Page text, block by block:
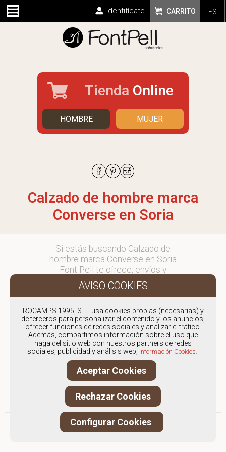
ES
CARRITO
Identifícate
Tienda Online
HOMBRE MUJER
Calzado de hombre marca
Converse en Soria
Si estás buscando Calzado de
hombre marca Converse en Soria
Font Pell te ofrece, envíos y
devoluciones gratuítos a Península y
Baleares, para otros destinos
en comercial@fontpell.com.
Los envíos a Soria gestionados
entre semana se entregarán en
menos de 48 horas; los pedidos
realizados en fin de semana, el
producto se enviará a partir del
lunes.
ROCAMPS 1995, S.L. usa cookies propias (necesarias) y
de terceros para personalizar el contenido y los anuncios,
ofrecer funciones de redes sociales y analizar el tráfico.
Además, compartimos información sobre el uso que
haga del sitio web con nuestros partners de redes
sociales, publicidad y análisis web, Información Cookies.
Aceptar Cookies
Rechazar Cookies
Configurar Cookies